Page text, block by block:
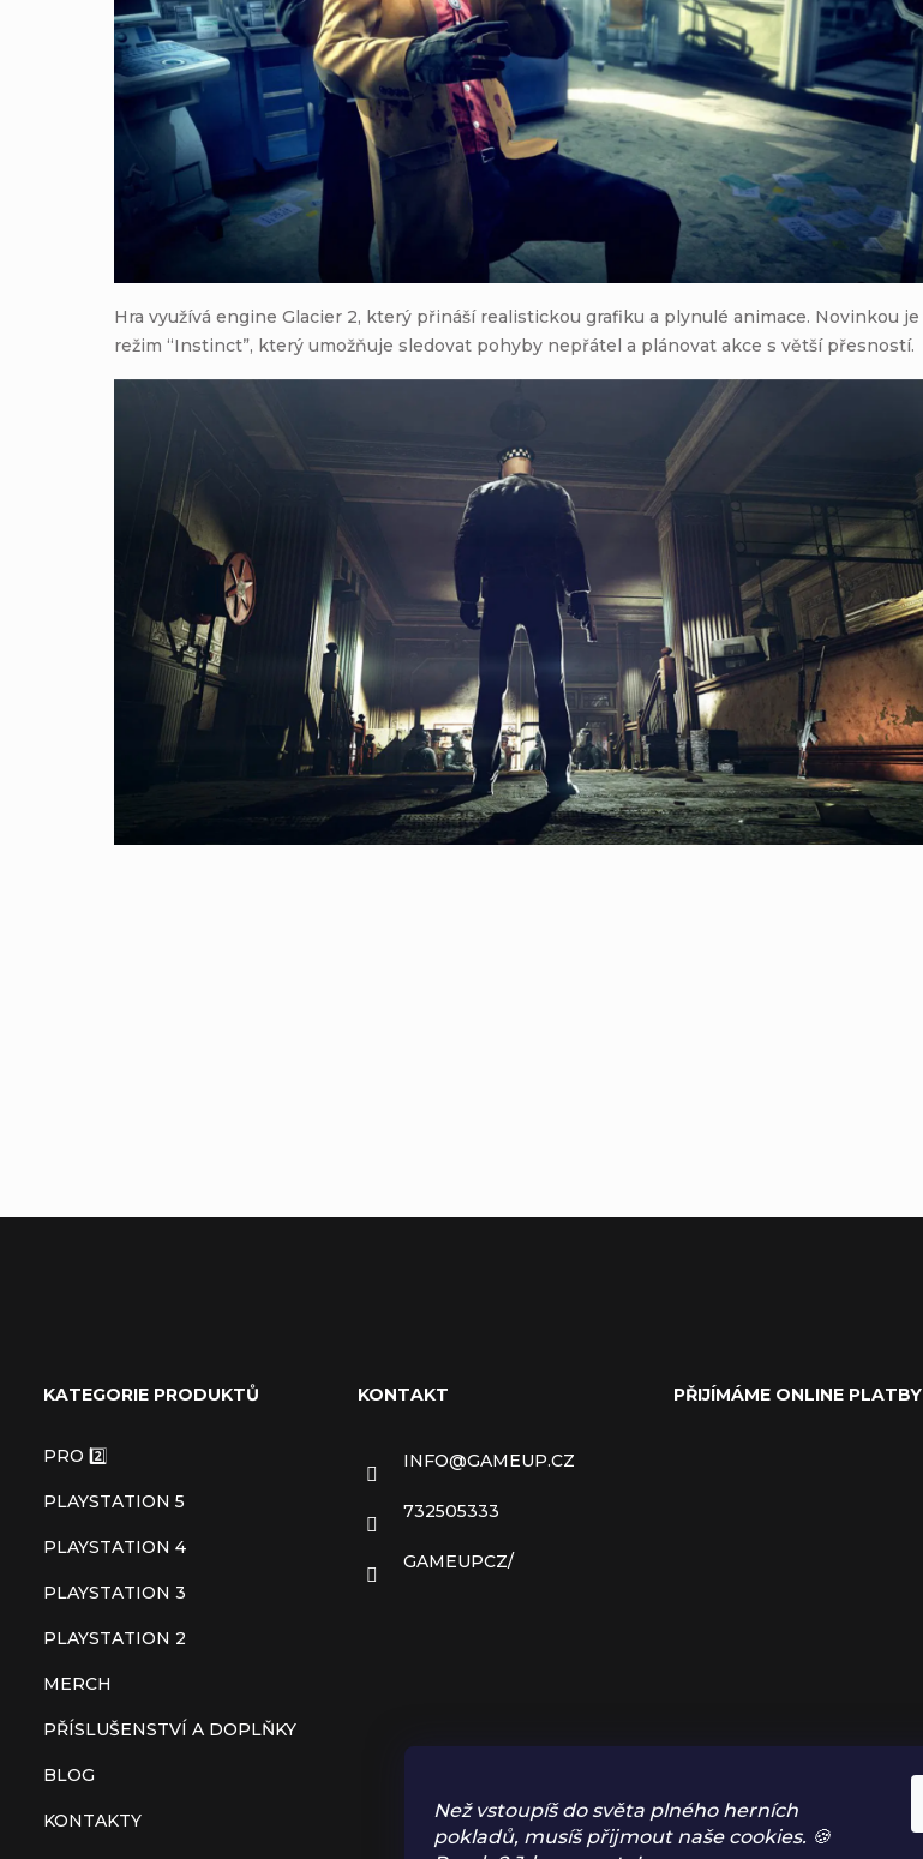
Než vstoupíš do světa plného herních
pokladů, musíš přijmout naše cookies. 🍪
Hra využívá engine Glacier 2, který přináší realistickou grafiku a plynulé animace. Novinkou je
režim “Instinct”, který umožňuje sledovat pohyby nepřátel a plánovat akce s větší přesností.
KATEGORIE PRODUKTŮ
PRO 2️⃣
PLAYSTATION 5
PLAYSTATION 4
PLAYSTATION 3
PLAYSTATION 2
MERCH
PŘÍSLUŠENSTVÍ A DOPLŇKY
BLOG
KONTAKTY
KONTAKT
INFO@GAMEUP.CZ
732505333
GAMEUPCZ/
PŘIJÍMÁME ONLINE PLATBY